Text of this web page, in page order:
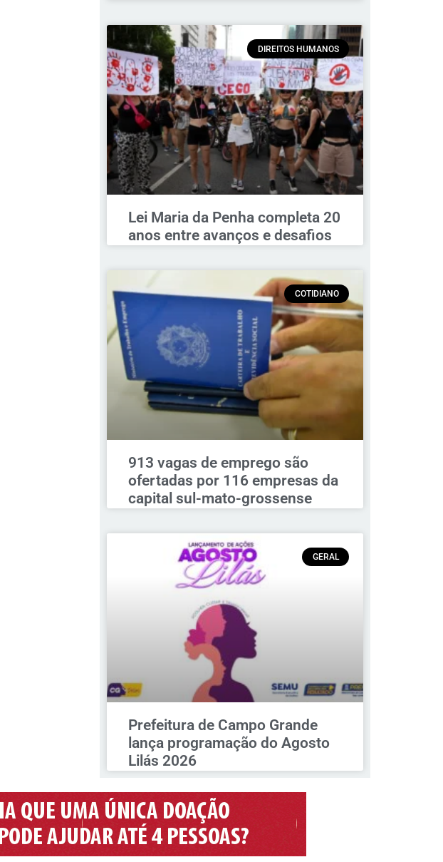
DIREITOS HUMANOS
Lei Maria da Penha completa 20
anos entre avanços e desafios
COTIDIANO
913 vagas de emprego são
ofertadas por 116 empresas da
capital sul-mato-grossense
GERAL
Prefeitura de Campo Grande
lança programação do Agosto
Lilás 2026